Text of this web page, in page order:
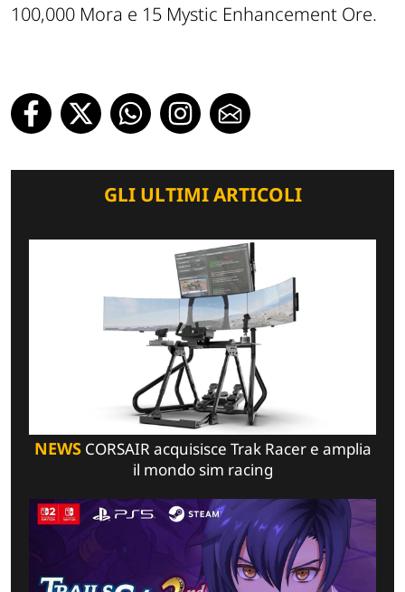
100,000 Mora e 15 Mystic Enhancement Ore.
GLI ULTIMI ARTICOLI
NEWSCORSAIR acquisisce Trak Racer e amplia
il mondo sim racing